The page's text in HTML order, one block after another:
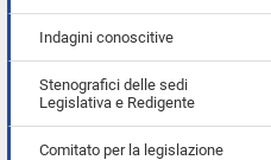
Indagini conoscitive
Stenografici delle sedi
Legislativa e Redigente
Comitato per la legislazione